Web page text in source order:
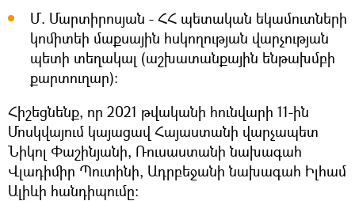
Մ. Մարտիրոսյան - ՀՀ պետական եկամուտների
կոմիտեի մաքսային հսկողության վարչության
պետի տեղակալ (աշխատանքային ենթախմբի
քարտուղար)։
Հիշեցնենք, որ 2021 թվականի հունվարի 11-ին
Մոսկվայում կայացավ Հայաստանի վարչապետ
Նիկոլ Փաշինյանի, Ռուսաստանի նախագահ
Վլադիմիր Պուտինի, Ադրբեջանի նախագահ Իլհամ
Ալիևի հանդիպումը։